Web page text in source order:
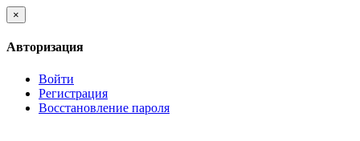
×
Авторизация
Войти
Регистрация
Восстановление пароля